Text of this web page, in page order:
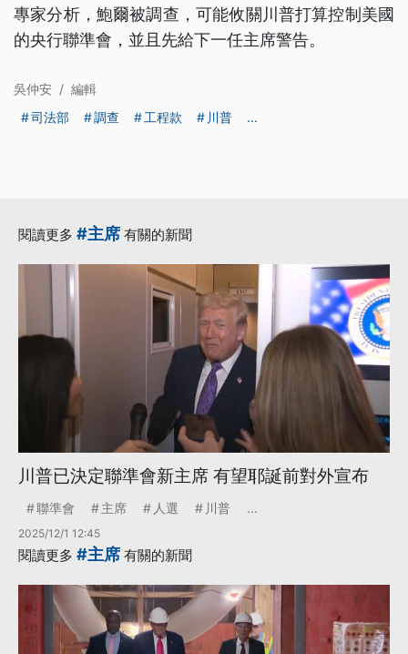
專家分析，鮑爾被調查，可能攸關川普打算控制美國
的央行聯準會，並且先給下一任主席警告。
吳仲安 / 編輯
司法部
調查 工程款 川普 ...
閱讀更多 #主席 有關的新聞
川普已決定聯準會新主席 有望耶誕前對外宣布
聯準會 主席 人選 川普 ...
2025/12/1 12:45
閱讀更多 #主席 有關的新聞